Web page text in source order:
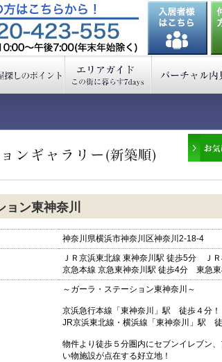
ョン東神奈川
神奈川県横浜市神奈川区神奈川2-18-4
ＪＲ京浜東北線 東神奈川駅 徒歩5分 Ｊ
京急本線 京急東神奈川駅 徒歩4分 東急
～ガーラ・ステーション東神奈川～
京浜急行本線「東神奈川」駅 徒歩４分！
JR京浜東北線・横浜線「東神奈川」駅 徒
物件より徒歩５分圏内にセブンイレブン
い物施設が点在する好立地！